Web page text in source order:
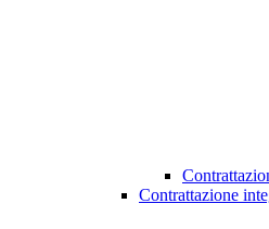
Contrattazione